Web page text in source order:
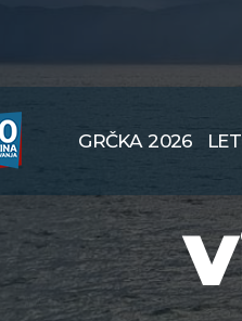
GRČKA 2026